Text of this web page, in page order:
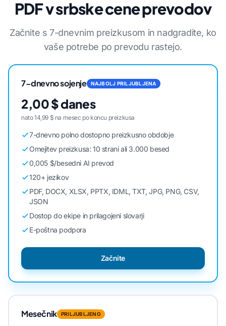
PDF v srbske cene prevodov
Začnite s 7-dnevnim preizkusom in nadgradite, ko
vaše potrebe po prevodu rastejo.
7-dnevno sojenje NAJBOLJ PRILJUBLJENA
2,00 $ danes
nato 14,99 $ na mesec po koncu preizkusa
7-dnevno polno dostopno preizkusno obdobje
Omejitev preizkusa: 10 strani ali 3.000 besed
0,005 $/besedni AI prevod
120+ jezikov
PDF, DOCX, XLSX, PPTX, IDML, TXT, JPG, PNG, CSV,
JSON
Dostop do ekipe in prilagojeni slovarji
E-poštna podpora
Začnite
Mesečnik PRILJUBLJENO